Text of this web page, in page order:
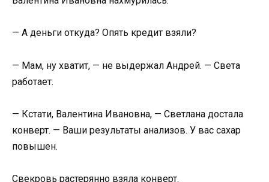
— А деньги откуда? Опять кредит взяли?
— Мам, ну хватит, — не выдержал Андрей. — Света
работает.
— Кстати, Валентина Ивановна, — Светлана достала
конверт. — Ваши результаты анализов. У вас сахар
повышен.
Свекровь растерянно взяла конверт.